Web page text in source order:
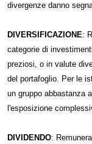
divergenze danno
DIVERSIFICAZIONE:
categorie di
preziosi, o in valute
del portafoglio. Per le
un gruppo abbastanza
l'esposizione
DIVIDENDO: